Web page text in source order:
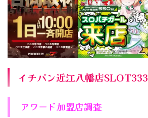
イチバン近江八幡店SLOT333
アワード加盟店調査